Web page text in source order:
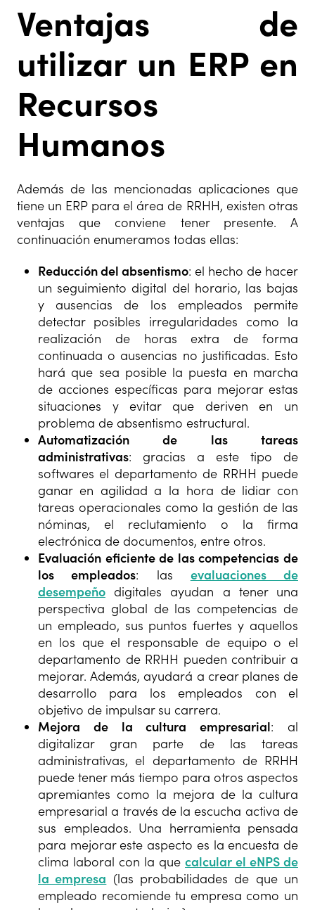
Ventajas de
utilizar un ERP en
Recursos
Humanos
Además de las mencionadas aplicaciones que
tiene un ERP para el área de RRHH, existen otras
ventajas que conviene tener presente. A
continuación enumeramos todas ellas:
Reducción del absentismo: el hecho de hacer
un seguimiento digital del horario, las bajas
y ausencias de los empleados permite
detectar posibles irregularidades como la
realización de horas extra de forma
continuada o ausencias no justificadas. Esto
hará que sea posible la puesta en marcha
de acciones específicas para mejorar estas
situaciones y evitar que deriven en un
problema de absentismo estructural.
Automatización de las tareas
administrativas: gracias a este tipo de
softwares el departamento de RRHH puede
ganar en agilidad a la hora de lidiar con
tareas operacionales como la gestión de las
nóminas, el reclutamiento o la firma
electrónica de documentos, entre otros.
Evaluación eficiente de las competencias de
los empleados: las evaluaciones de
desempeño digitales ayudan a tener una
perspectiva global de las competencias de
un empleado, sus puntos fuertes y aquellos
en los que el responsable de equipo o el
departamento de RRHH pueden contribuir a
mejorar. Además, ayudará a crear planes de
desarrollo para los empleados con el
objetivo de impulsar su carrera.
Mejora de la cultura empresarial: al
digitalizar gran parte de las tareas
administrativas, el departamento de RRHH
puede tener más tiempo para otros aspectos
apremiantes como la mejora de la cultura
empresarial a través de la escucha activa de
sus empleados. Una herramienta pensada
para mejorar este aspecto es la encuesta de
clima laboral con la que calcular el eNPS de
la empresa (las probabilidades de que un
empleado recomiende tu empresa como un